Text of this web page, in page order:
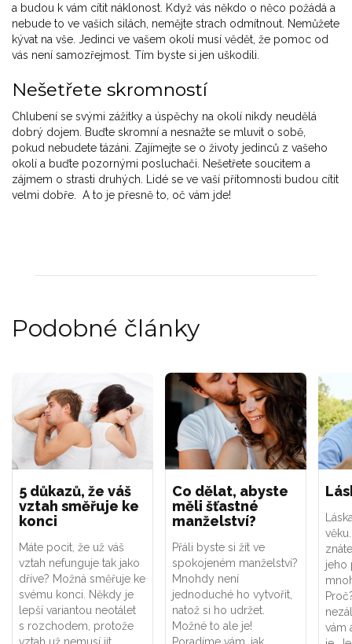
a budou k vám cítit náklonost. Když vás někdo o něco požádá a
nebude to ve vašich silách, nemějte strach odmítnout. Nemůžete
kývat na vše. Jedinci ve vašem okolí musí vědět, že pomoc od
vás není samozřejmost. Tím byste si jen uškodili.
Nešetřete skromností
Chlubení se svými zážitky a úspěchy na okolí nikdy neudělá
dobrý dojem. Buďte skromní a nesnažte se mluvit o sobě,
pokud nebudete tázáni. Zajímejte se o životy jedinců z vašeho
okolí a buďte pozornými posluchači. Nešetřete soucitem a
zájmem o strasti druhých. Lidé se ve vaší přítomnosti budou cítit
velmi dobře. A to je přesně to, oč vám jde!
Podobné články
5 důkazů, že váš
vztah směřuje ke
konci
Máte pocit, že už váš
vztah nefunguje tak jako
dříve? Možná směřuje ke
svému konci. Někdy je
lepší variantou neotálet
s rozchodem, protože
Co dělat, abyste
měli šťastné
manželství?
Přáli byste si žít ve
spokojeném manželství?
Mnohdy není
jednoduché ho vytvořit,
natož si ho udržet.
Možné to ale je!
jeho
vám